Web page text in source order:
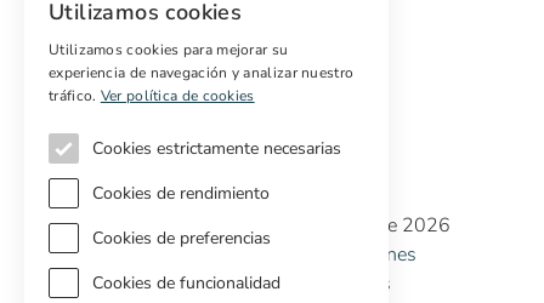
Compradores internacionales
Propiedades off-market
Servicios para compradores
Copyright © Cottage Properties Real Estate 2026
Política de Privacidad
Terminos y Condiciones
Política de CookiesPreferencias de cookies
Utilizamos cookies
Utilizamos cookies para mejorar su
experiencia de navegación y analizar nuestro
tráfico. Ver política de cookies
Cookies estrictamente necesarias
Cookies de rendimiento
Cookies de preferencias
Cookies de funcionalidad